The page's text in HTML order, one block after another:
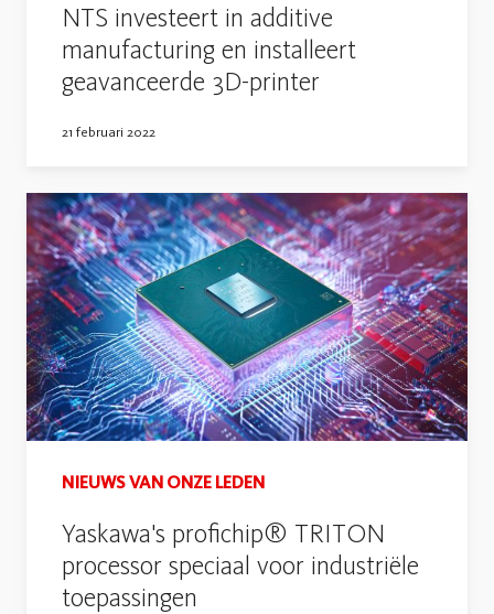
NTS investeert in additive
manufacturing en installeert
geavanceerde 3D-printer
21 februari 2022
NIEUWS VAN ONZE LEDEN
Yaskawa's profichip® TRITON
processor speciaal voor industriële
toepassingen